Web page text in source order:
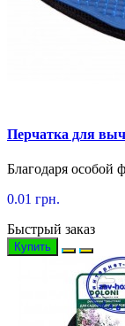
Перчатка для
Благодаря особой
0.01 грн.
Быстрый заказ
Купить